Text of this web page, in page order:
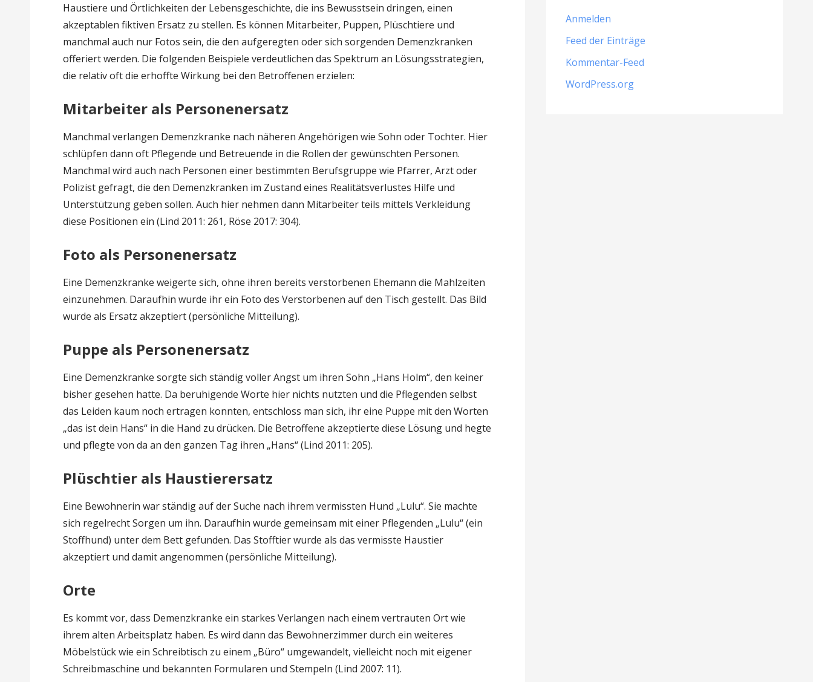
Haustiere und Örtlichkeiten der Lebensgeschichte, die ins Bewusstsein dringen, einen
akzeptablen fiktiven Ersatz zu stellen. Es können Mitarbeiter, Puppen, Plüschtiere und
manchmal auch nur Fotos sein, die den aufgeregten oder sich sorgenden Demenzkranken
offeriert werden. Die folgenden Beispiele verdeutlichen das Spektrum an Lösungsstrategien,
die relativ oft die erhoffte Wirkung bei den Betroffenen erzielen:
Mitarbeiter als Personenersatz
Manchmal verlangen Demenzkranke nach näheren Angehörigen wie Sohn oder Tochter. Hier
schlüpfen dann oft Pflegende und Betreuende in die Rollen der gewünschten Personen.
Manchmal wird auch nach Personen einer bestimmten Berufsgruppe wie Pfarrer, Arzt oder
Polizist gefragt, die den Demenzkranken im Zustand eines Realitätsverlustes Hilfe und
Unterstützung geben sollen. Auch hier nehmen dann Mitarbeiter teils mittels Verkleidung
diese Positionen ein (Lind 2011: 261, Röse 2017: 304).
Foto als Personenersatz
Eine Demenzkranke weigerte sich, ohne ihren bereits verstorbenen Ehemann die Mahlzeiten
einzunehmen. Daraufhin wurde ihr ein Foto des Verstorbenen auf den Tisch gestellt. Das Bild
wurde als Ersatz akzeptiert (persönliche Mitteilung).
Puppe als Personenersatz
Eine Demenzkranke sorgte sich ständig voller Angst um ihren Sohn „Hans Holm“, den keiner
bisher gesehen hatte. Da beruhigende Worte hier nichts nutzten und die Pflegenden selbst
das Leiden kaum noch ertragen konnten, entschloss man sich, ihr eine Puppe mit den Worten
„das ist dein Hans“ in die Hand zu drücken. Die Betroffene akzeptierte diese Lösung und hegte
und pflegte von da an den ganzen Tag ihren „Hans“ (Lind 2011: 205).
Plüschtier als Haustierersatz
Eine Bewohnerin war ständig auf der Suche nach ihrem vermissten Hund „Lulu“. Sie machte
sich regelrecht Sorgen um ihn. Daraufhin wurde gemeinsam mit einer Pflegenden „Lulu“ (ein
Stoffhund) unter dem Bett gefunden. Das Stofftier wurde als das vermisste Haustier
akzeptiert und damit angenommen (persönliche Mitteilung).
Orte
Es kommt vor, dass Demenzkranke ein starkes Verlangen nach einem vertrauten Ort wie
ihrem alten Arbeitsplatz haben. Es wird dann das Bewohnerzimmer durch ein weiteres
Möbelstück wie ein Schreibtisch zu einem „Büro“ umgewandelt, vielleicht noch mit eigener
Schreibmaschine und bekannten Formularen und Stempeln (Lind 2007: 11).
Anmelden
Feed der Einträge
Kommentar-Feed
WordPress.org